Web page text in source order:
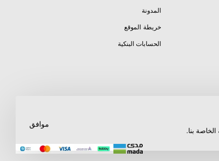
بنا.
موافق
المدونة
خريطة الموقع
الحسابات البنكية